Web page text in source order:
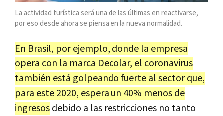
La actividad turística será una de las últimas en reactivarse,
por eso desde ahora se piensa en la nueva normalidad.
En Brasil, por ejemplo, donde la empresa
opera con la marca Decolar, el coronavirus
también está golpeando fuerte al sector que,
para este 2020, espera un 40% menos de
ingresosdebido a las restricciones no tanto